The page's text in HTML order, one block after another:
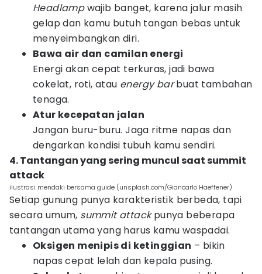
Headlampwajib banget, karena jalur masih
gelap dan kamu butuh tangan bebas untuk
menyeimbangkan diri.
Bawa air dan camilan energi
Energi akan cepat terkuras, jadi bawa
cokelat, roti, atau energy barbuat tambahan
tenaga.
Atur kecepatan jalan
Jangan buru-buru. Jaga ritme napas dan
dengarkan kondisi tubuh kamu sendiri.
4. Tantangan yang sering muncul saat summit
attack
ilustrasi mendaki bersama guide (unsplash.com/Giancarlo Haeffener)
Setiap gunung punya karakteristik berbeda, tapi
secara umum, summit attackpunya beberapa
tantangan utama yang harus kamu waspadai.
Oksigen menipis di ketinggian – bikin
napas cepat lelah dan kepala pusing.